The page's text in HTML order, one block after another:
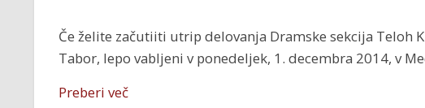
Če želite začutiiti utrip delovanja Dramske sekcija Teloh
Tabor, lepo vabljeni v ponedeljek, 1. decembra 2014, v
Preberi več